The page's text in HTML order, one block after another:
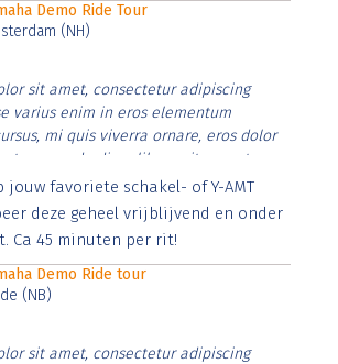
Demo Ride Tour
(NH)
sit amet, consectetur adipiscing
varius enim in eros elementum
mi quis viverra ornare, eros dolor
commodo diam libero vitae erat.
nibh et justo cursus id rutrum lorem
ut sem vitae risus tristique posuere.
favoriete schakel- of Y-AMT
deze geheel vrijblijvend en onder
Ca 45 minuten per rit!
Demo Ride tour
(NB)
sit amet, consectetur adipiscing